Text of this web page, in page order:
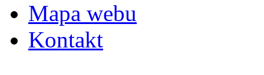
Mapa webu
Kontakt